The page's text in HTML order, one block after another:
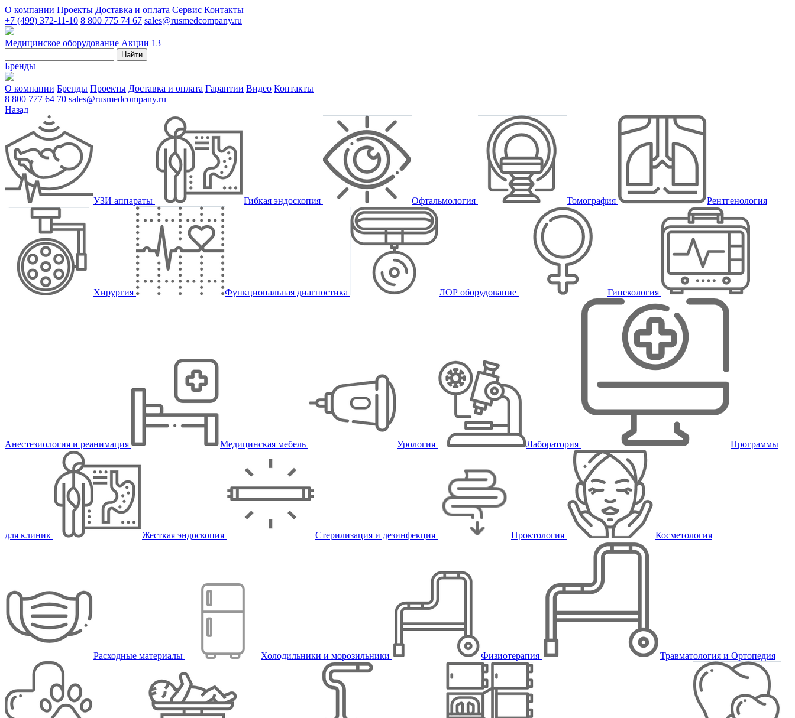
О компании Проекты Доставка и оплата Сервис Контакты
+7 (499) 372-11-10 8 800 775 74 67 sales@rusmedcompany.ru
Медицинское оборудование Акции 13
Найти
Бренды
О компании Бренды Проекты Доставка и оплата Гарантии Видео Контакты
8 800 777 64 70 sales@rusmedcompany.ru
Назад
УЗИ аппараты Гибкая эндоскопия Офтальмология Томография Рентгенология
Хирургия Функциональная диагностика ЛОР оборудование Гинекология
Анестезиология и реанимация Медицинская мебель Урология Лаборатория Программы
для клиник Жесткая эндоскопия Стерилизация и дезинфекция Проктология Косметология
Расходные материалы Холодильники и морозильники Физиотерапия Травматология и Ортопедия